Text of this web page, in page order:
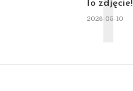
To zdjęcie!
2026-05-10
T